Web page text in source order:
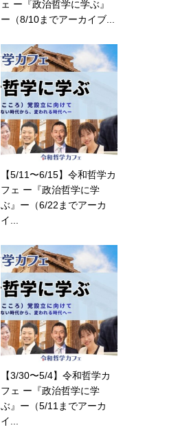
ェ ー『政治哲学に学ぶ』
ー（8/10までアーカイブ...
【5/11〜6/15】令和哲学カ
フェ ー『政治哲学に学
ぶ』ー（6/22までアーカ
イ...
【3/30〜5/4】令和哲学カ
フェ ー『政治哲学に学
ぶ』ー（5/11までアーカ
イ...